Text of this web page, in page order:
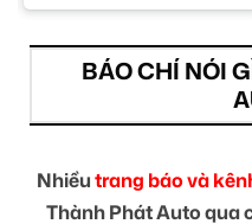
BÁO CHÍ NÓI
Nhiềutrang báo và
Thành Phát Auto qua